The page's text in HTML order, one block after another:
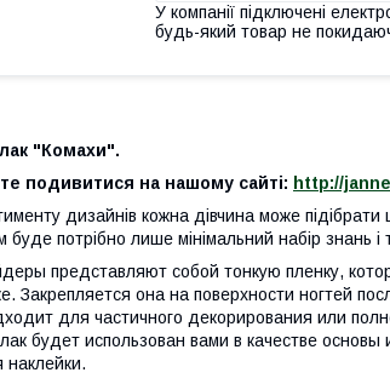
У компанії підключені
будь-який товар не
"Комахи".
подивитися на нашому сайті: http://
дизайнів кожна дівчина може
потрібно лише мінімальний набір знань і
представляют собой тонкую пленку,
Закрепляется она на поверхности ногтей
для частичного декорирования или
будет использован вами в качестве
наклейки.